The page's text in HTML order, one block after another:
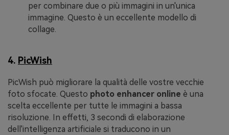
per combinare due o più immagini in un'unica
immagine. Questo è un eccellente modello di
collage.
4. PicWish
PicWish può migliorare la qualità delle vostre vecchie
foto sfocate. Questo photo enhancer online è una
scelta eccellente per tutte le immagini a bassa
risoluzione. In effetti, 3 secondi di elaborazione
dell'intelligenza artificiale si traducono in un